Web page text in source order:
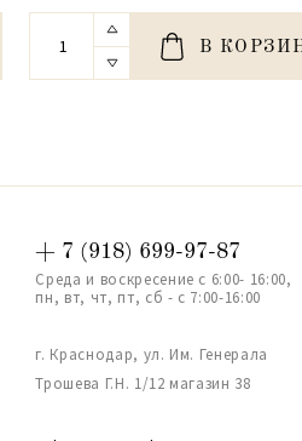
В
+ 7 (918) 699-97-87
Среда и воскресение с 6:00- 16:00,
пн, вт, чт, пт, сб - с 7:00-16:00
г. Краснодар, ул. Им. Генерала
Трошева Г.Н. 1/12 магазин 38